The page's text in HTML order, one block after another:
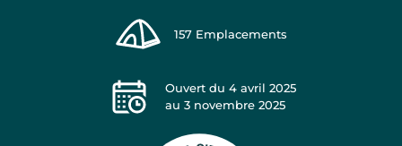
157 Emplacements
Ouvert du 4 avril 2025
au 3 novembre 2025